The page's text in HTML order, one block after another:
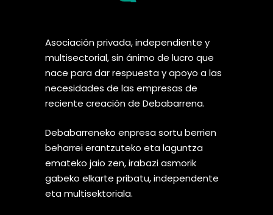
Asociación privada, independiente y
multisectorial, sin ánimo de lucro que
nace para dar respuesta y apoyo a las
necesidades de las empresas de
reciente creación de Debabarrena.
Debabarreneko enpresa sortu berrien
beharrei erantzuteko eta laguntza
emateko jaio zen, irabazi asmorik
gabeko elkarte pribatu, independente
eta multisektoriala.